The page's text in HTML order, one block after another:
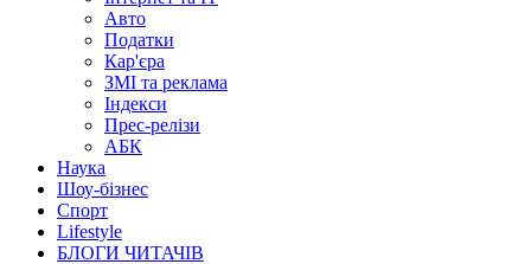
Авто
Податки
Кар'єра
ЗМІ та реклама
Індекси
Прес-релізи
АБК
Наука
Шоу-бізнес
Спорт
Lifestyle
БЛОГИ ЧИТАЧІВ